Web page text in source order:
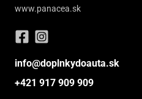
www.panacea.sk
info@doplnkydoauta.sk
+421 917 909 909